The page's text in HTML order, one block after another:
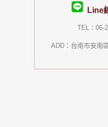
Line
TEL：06-
ADD：台南市安南